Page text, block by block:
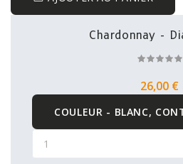
Chardonnay -
26,00 €
COULEUR - BLANC,